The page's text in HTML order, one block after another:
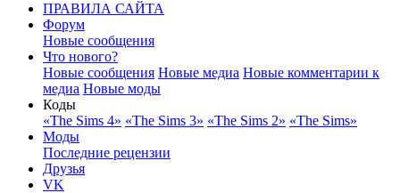
ПРАВИЛА САЙТА
Форум
Новые сообщения
Что нового?
Новые сообщения Новые медиа Новые комментарии к
медиа Новые моды
Коды
«The Sims 4» «The Sims 3» «The Sims 2» «The Sims»
Моды
Последние рецензии
Друзья
VK